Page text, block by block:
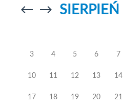
Przejdź doPrzejdź do
SIERPIEŃ
3 4 5 6 7
10 11 12 13 14
17 18 19 20 21